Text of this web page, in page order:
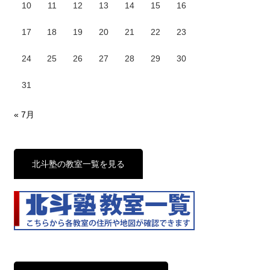
10 11 12 13 14 15 16
17 18 19 20 21 22 23
24 25 26 27 28 29 30
31
« 7月
北斗塾の教室一覧を見る